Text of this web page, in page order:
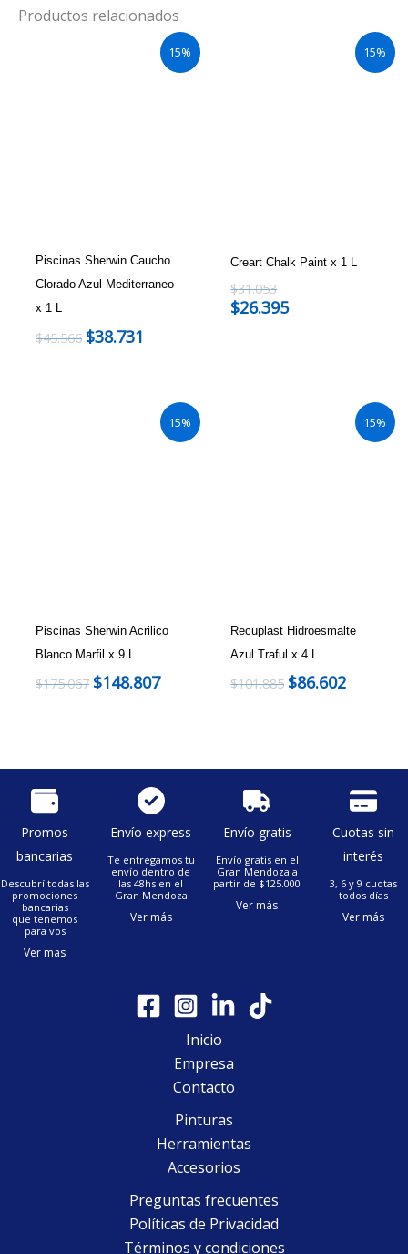
Productos relacionados
15%
Piscinas Sherwin Caucho
Clorado Azul Mediterraneo
x 1 L
$45.566 $38.731
15%
Creart Chalk Paint x 1 L
$31.053
$26.395
15%
Piscinas Sherwin Acrilico
Blanco Marfil x 9 L
$175.067 $148.807
15%
Recuplast Hidroesmalte
Azul Traful x 4 L
$101.885 $86.602
Promos
bancarias
Descubrí todas las
promociones
bancarias
que tenemos
para vos
Ver mas
Envío express
Te entregamos tu
envío dentro de
las 48hs en el
Gran Mendoza
Ver más
Envío gratis
Envío gratis en el
Gran Mendoza a
partir de $125.000
Ver más
Cuotas sin
interés
3, 6 y 9 cuotas
todos días
Ver más
Inicio
Empresa
Contacto
Pinturas
Herramientas
Accesorios
Preguntas frecuentes
Políticas de Privacidad
Términos y condiciones